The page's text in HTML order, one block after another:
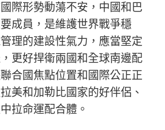
際形勢動蕩不安，中國和巴
成員，是維護世界戰爭穩
理的建設性氣力，應當堅定
更好捍衛兩國和全球南邊配
合國焦點位置和國際公正正
美和加勒比國家的好伴侶、
拉命運配合體。